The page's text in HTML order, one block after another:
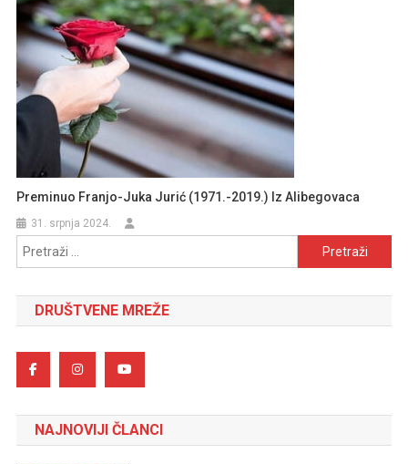
Preminuo Franjo-Juka Jurić (1971.-2019.) Iz Alibegovaca
31. srpnja 2024.
Pretraži:
DRUŠTVENE MREŽE
NAJNOVIJI ČLANCI